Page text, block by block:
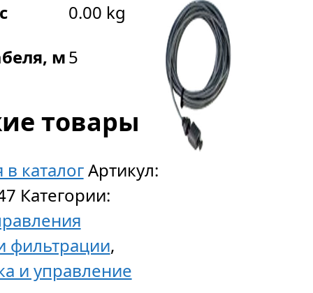
каталогАртикул:
Категории:
,
и управление
0.00 kg
м5
товары